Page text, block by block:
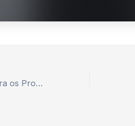
Mais uma conquista para os Profissionais de Educação Física!